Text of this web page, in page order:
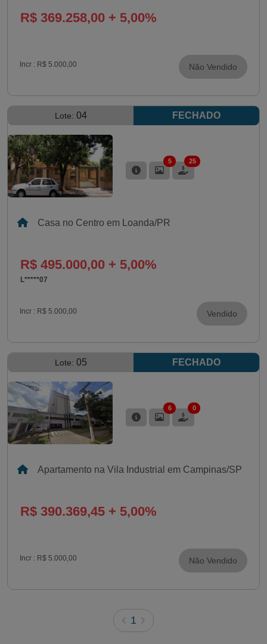
R$ 369.258,00 + 5,00%
Incr : R$ 5.000,00 Não Vendido
Lote: 04 FECHADO
5 25
Casa no Centro em Loanda/PR
R$ 495.000,00 + 5,00%
L*****07
Incr : R$ 5.000,00 Vendido
Lote: 05 FECHADO
6 0
Apartamento na Vila Industrial em Campinas/SP
R$ 390.369,45 + 5,00%
Incr : R$ 5.000,00 Não Vendido
1